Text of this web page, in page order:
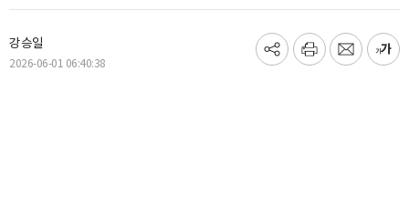
강승일
2026-06-01 06:40:38
기
프
메
글